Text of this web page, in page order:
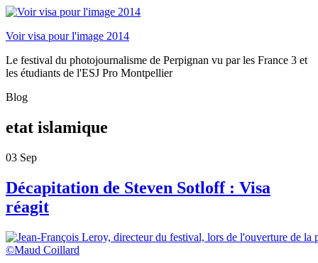
Voir visa pour l'image 2014
Le festival du photojournalisme de Perpignan vu par les France 3 et
les étudiants de l'ESJ Pro Montpellier
Blog
etat islamique
03 Sep
Décapitation de Steven Sotloff : Visa
réagit